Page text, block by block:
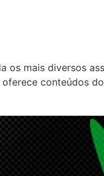
os mais diversos
conteúdos